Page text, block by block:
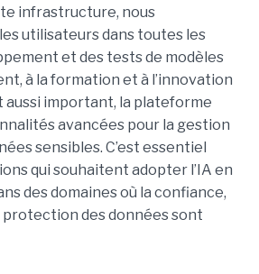
infrastructure, nous
utilisateurs dans toutes les
et des tests de modèles
à la formation et à l’innovation
aussi important, la plateforme
avancées pour la gestion
sensibles. C’est essentiel
qui souhaitent adopter l’IA en
des domaines où la confiance,
protection des données sont